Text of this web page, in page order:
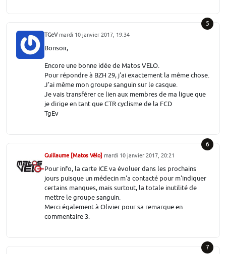
5
TGeVmardi 10 janvier 2017, 19:34
Bonsoir,
Encore une bonne idée de Matos VELO.
Pour répondre à BZH 29, j'ai exactement la même chose.
J'ai même mon groupe sanguin sur le casque.
Je vais transférer ce lien aux membres de ma ligue que
je dirige en tant que CTR cyclisme de la FCD
TgEv
6
Guillaume [Matos Vélo] mardi 10 janvier 2017, 20:21
Pour info, la carte ICE va évoluer dans les prochains
jours puisque un médecin m'a contacté pour m'indiquer
certains manques, mais surtout, la totale inutilité de
mettre le groupe sanguin.
Merci également à Olivier pour sa remarque en
commentaire 3.
7